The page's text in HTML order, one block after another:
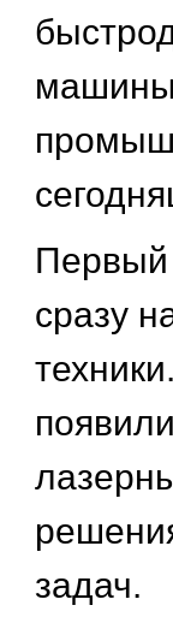
Первый
сразу
задач.